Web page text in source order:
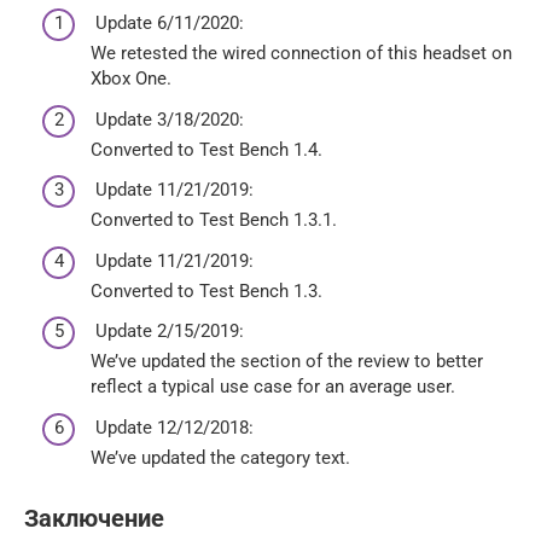
Update 6/11/2020:
We retested the wired connection of this headset on
Xbox One.
Update 3/18/2020:
Converted to Test Bench 1.4.
Update 11/21/2019:
Converted to Test Bench 1.3.1.
Update 11/21/2019:
Converted to Test Bench 1.3.
Update 2/15/2019:
We’ve updated the section of the review to better
reflect a typical use case for an average user.
Update 12/12/2018:
We’ve updated the category text.
Заключение